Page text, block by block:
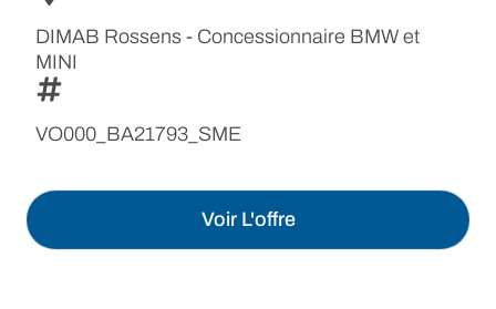
DIMAB Rossens - Concessionnaire BMW et
MINI
VO000_BA21793_SME
Voir L'offre